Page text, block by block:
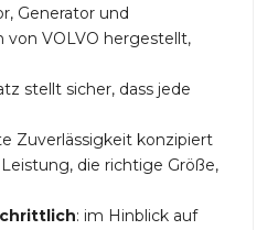
Generator und
von VOLVO hergestellt,
stellt sicher, dass jede
Zuverlässigkeit konzipiert
die richtige Größe,
: im Hinblick auf